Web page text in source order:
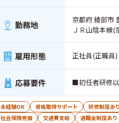
勤務地
京都府 綾部市
ＪＲ山陰本線
雇用形態 正社員(正職員)
応募要件 ■初任者研修
未経験OK 資格取得サポート 研修制度あり
社会保険完備
交通費支給 退職金制度あり